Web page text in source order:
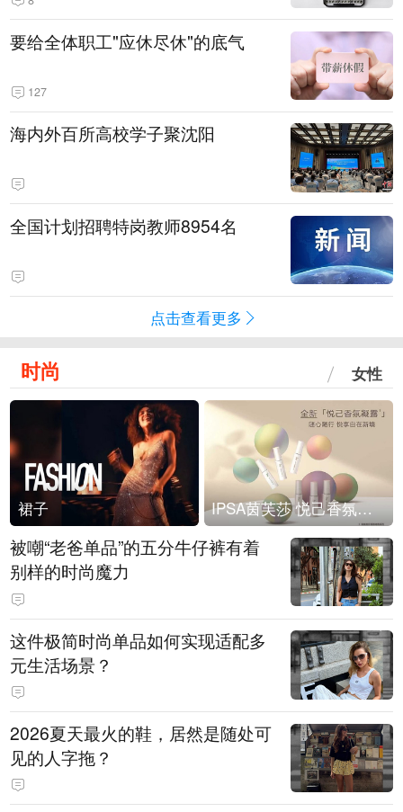
要给全体职工"应休尽休"的底气
127
海内外百所高校学子聚沈阳
全国计划招聘特岗教师8954名
点击查看更多
时尚 女性
裙子 IPSA茵芙莎 悦己香氛凝露上市
被嘲“老爸单品”的五分牛仔裤有着
别样的时尚魔力
这件极简时尚单品如何实现适配多
元生活场景？
2026夏天最火的鞋，居然是随处可
见的人字拖？